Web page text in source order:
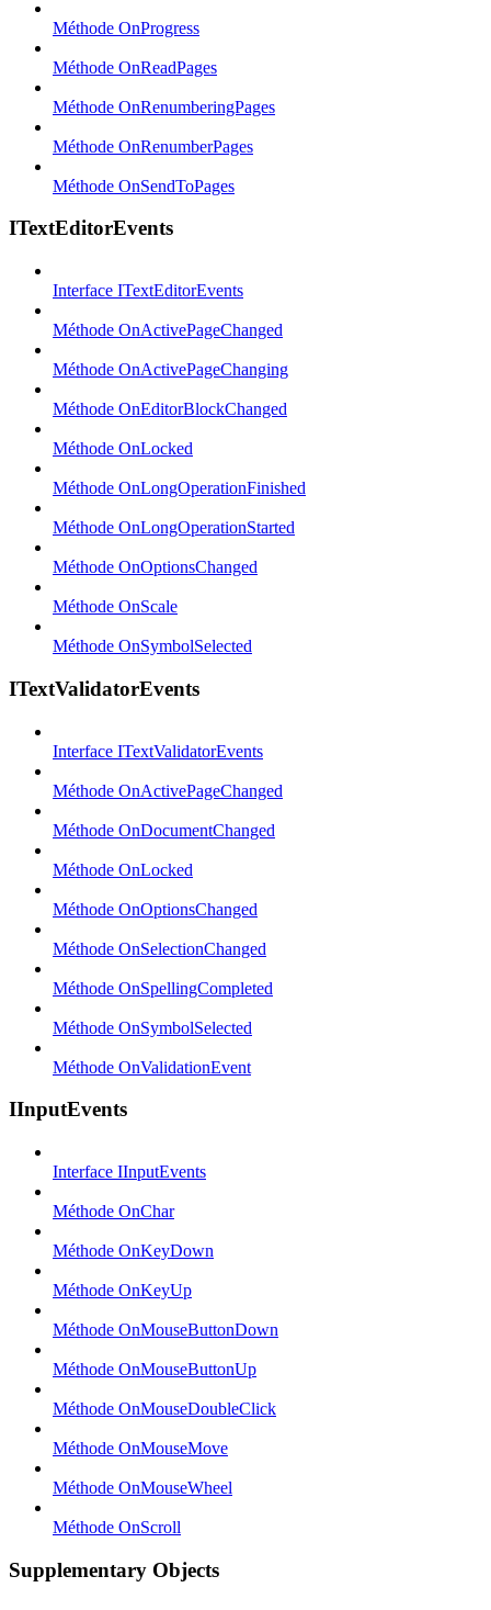
Méthode OnProgress
Méthode OnReadPages
Méthode OnRenumberingPages
Méthode OnRenumberPages
Méthode OnSendToPages
ITextEditorEvents
Interface ITextEditorEvents
Méthode OnActivePageChanged
Méthode OnActivePageChanging
Méthode OnEditorBlockChanged
Méthode OnLocked
Méthode OnLongOperationFinished
Méthode OnLongOperationStarted
Méthode OnOptionsChanged
Méthode OnScale
Méthode OnSymbolSelected
ITextValidatorEvents
Interface ITextValidatorEvents
Méthode OnActivePageChanged
Méthode OnDocumentChanged
Méthode OnLocked
Méthode OnOptionsChanged
Méthode OnSelectionChanged
Méthode OnSpellingCompleted
Méthode OnSymbolSelected
Méthode OnValidationEvent
IInputEvents
Interface IInputEvents
Méthode OnChar
Méthode OnKeyDown
Méthode OnKeyUp
Méthode OnMouseButtonDown
Méthode OnMouseButtonUp
Méthode OnMouseDoubleClick
Méthode OnMouseMove
Méthode OnMouseWheel
Méthode OnScroll
Supplementary Objects